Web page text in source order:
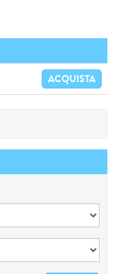
ACQUISTA